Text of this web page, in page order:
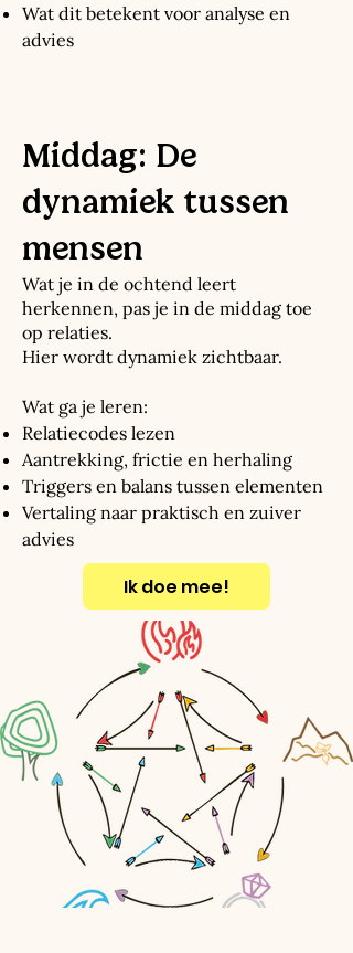
Wat dit betekent voor analyse en
advies
Middag: De
dynamiek tussen
mensen
Wat je in de ochtend leert
herkennen, pas je in de middag toe
op relaties.
Hier wordt dynamiek zichtbaar.
Wat ga je leren:
Relatiecodes lezen
Aantrekking, frictie en herhaling
Triggers en balans tussen elementen
Vertaling naar praktisch en zuiver
advies
Ik doe mee!